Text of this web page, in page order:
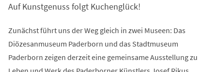
neuen
Auf Kunstgenuss folgt Kuchenglück!
Zunächst führt uns der Weg gleich in zwei Museen: Das
Diözesanmuseum Paderborn und das Stadtmuseum
Paderborn zeigen derzeit eine gemeinsame Ausstellung zu